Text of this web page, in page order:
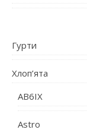
Гурти
Хлоп’ята
AB6IX
Astro